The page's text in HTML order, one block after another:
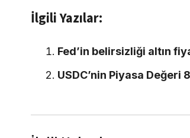
İlgili Yazılar:
Fed’in belirsizliği altın
USDC’nin Piyasa Değeri